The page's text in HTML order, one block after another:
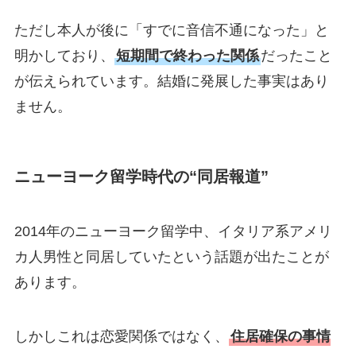
ただし本人が後に「すでに音信不通になった」と
明かしており、 短期間で終わった関係だったこと
が伝えられています。結婚に発展した事実はあり
ません。
ニューヨーク留学時代の“同居報道”
2014年のニューヨーク留学中、イタリア系アメリ
カ人男性と同居していたという話題が出たことが
あります。
しかしこれは恋愛関係ではなく、 住居確保の事情